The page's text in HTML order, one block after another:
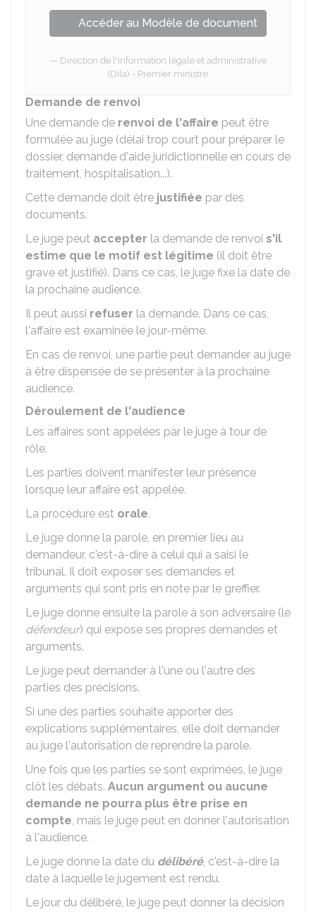
Accéder au Modèle de document
Direction de l'information légale et administrative
(Dila) - Premier ministre
Demande de renvoi
Une demande de renvoi de l'affaire peut être
formulée au juge (délai trop court pour préparer le
dossier, demande d'aide juridictionnelle en cours de
traitement, hospitalisation...).
Cette demande doit être justifiée par des
documents.
Le juge peut accepter la demande de renvoi s'il
estime que le motif est légitime (il doit être
grave et justifié). Dans ce cas, le juge fixe la date de
la prochaine audience.
Il peut aussi refuser la demande. Dans ce cas,
l'affaire est examinée le jour-même.
En cas de renvoi, une partie peut demander au juge
à être dispensée de se présenter à la prochaine
audience.
Déroulement de l'audience
Les affaires sont appelées par le juge à tour de
rôle.
Les parties doivent manifester leur présence
lorsque leur affaire est appelée.
La procédure est orale.
Le juge donne la parole, en premier lieu au
demandeur, c'est-à-dire à celui qui a saisi le
tribunal. Il doit exposer ses demandes et
arguments qui sont pris en note par le greffier.
Le juge donne ensuite la parole à son adversaire (le
défendeur) qui expose ses propres demandes et
arguments.
Le juge peut demander à l'une ou l'autre des
parties des précisions.
Si une des parties souhaite apporter des
explications supplémentaires, elle doit demander
au juge l'autorisation de reprendre la parole.
Une fois que les parties se sont exprimées, le juge
clôt les débats. Aucun argument ou aucune
demande ne pourra plus être prise en
compte, mais le juge peut en donner l'autorisation
à l'audience.
Le juge donne la date du délibéré, c'est-à-dire la
date à laquelle le jugement est rendu.
Le jour du délibéré, le juge peut donner la décision